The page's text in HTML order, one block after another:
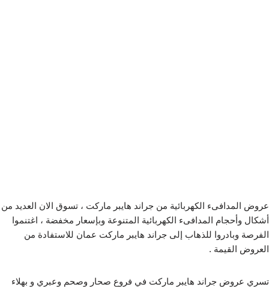
عروض المدافىء الكهربائية من جراند هايبر ماركت ، تسوق الان العديد من
أشكال وأحجام المدافىء الكهربائية المتنوعة وبإسعار مخفضة ، اغتنموا
الفرصة وبادروا للذهاب إلى جراند هايبر ماركت عمان للاستفادة من
العروض القيمة .
تسري عروض جراند هايبر ماركت في فروع صحار وصحم وعبري و بهلاء